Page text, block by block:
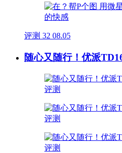
评测 32 08.05
随心又随行！优派